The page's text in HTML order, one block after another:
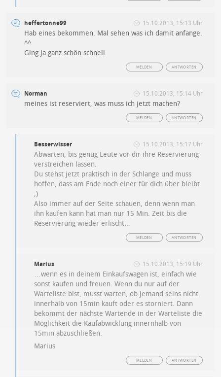
heffertonne99 15.10.2013, 15:13 Uhr
Hab eines bekommen. Mal sehen was ich damit anfange.
^^
Ging ja ganz schön schnell.
ANTWORTEN
MELDEN
Norman 15.10.2013, 15:14 Uhr
meines ist reserviert, was muss ich jetzt machen?
ANTWORTEN
MELDEN
Besserwisser 15.10.2013, 15:17 Uhr
Abwarten, bis genug Leute vor dir ihre Reservierung
verstreichen lassen.
Du stehst jetzt praktisch in der Schlange und muss
hoffen, dass am Ende noch einer für dich über bleibt
;)
Also immer auf der Seite schauen, denn wenn man
ihn kaufen kann hat man nur 15 Min. Zeit bis die
Reservierung wieder erlischt…
ANTWORTEN
MELDEN
Marius 15.10.2013, 15:19 Uhr
…wenn es in deinem Einkaufswagen ist, einfach wie
sonst kaufen und freuen. Wenn du nur auf der
Warteliste bist, musst warten, ob jemand seins nicht
innerhalb von 15min kauft oder es storniert. Dann
bekommt der nächste Wartende in der Warteliste die
Möglichkeit die Kaufabwicklung innernhalb von
15min abzuschließen.
Marius
ANTWORTEN
MELDEN